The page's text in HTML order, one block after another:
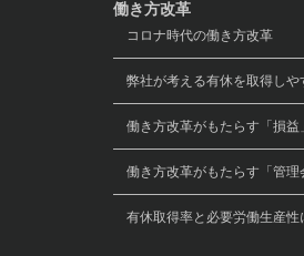
働き方改革
コロナ時代の働き方改革
弊社が考える有休を取得しや
働き方改革がもたらす「損益
働き方改革がもたらす「管理
有休取得率と必要労働生産性